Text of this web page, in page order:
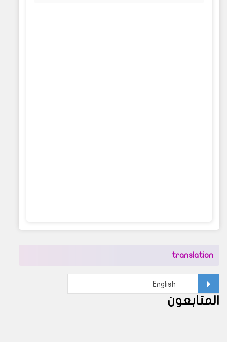
translation
المتابعون